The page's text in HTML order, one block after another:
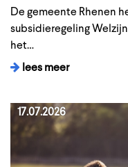
De gemeente Rhenen
subsidieregeling
het…
lees meer
17.07.2026